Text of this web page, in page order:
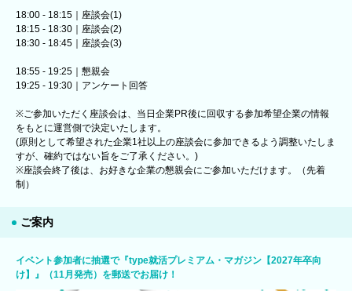
18:00 - 18:15｜座談会(1)
18:15 - 18:30｜座談会(2)
18:30 - 18:45｜座談会(3)
18:55 - 19:25｜懇親会
19:25 - 19:30｜アンケート回答
※ご参加いただく座談会は、当日企業PR後に回収する参加希望企業の情報
をもとに運営側で決定いたします。
(原則として希望された企業1社以上の座談会に参加できるよう調整いたしま
すが、確約ではない旨をご了承ください。)
※座談会終了後は、お好きな企業の懇親会にご参加いただけます。（先着
制）
ご案内
イベント参加者に抽選で『type就活プレミアム・マガジン【2027年卒向
け】』（11月発売）を郵送でお届け！